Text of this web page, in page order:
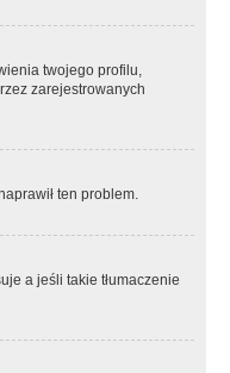
twojego profilu,
zarejestrowanych
ten problem.
a jeśli takie tłumaczenie